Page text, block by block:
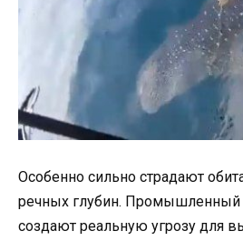
Особенно сильно страдают
речных глубин. Промышленный
создают реальную угрозу для